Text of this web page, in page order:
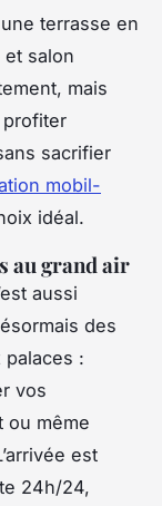
terrasse en
et salon
mais
profiter
sacrifier
mobil-
idéal.
au grand air
aussi
des
palaces :
vos
ou même
est
24h/24,